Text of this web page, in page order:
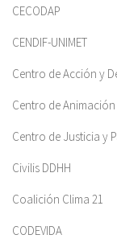
CECODAP
CENDIF-UNIMET
Centro de Acción y
Centro de
Centro de Justicia y
Civilis DDHH
Coalición Clima 21
CODEVIDA